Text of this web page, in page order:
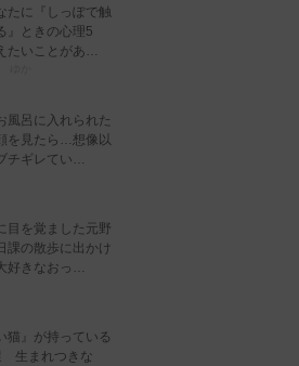
たに『しっぽで触
』ときの心理5
たいことがあ…
風呂に入れられた
を見たら…想像以
チギレてい…
目を覚ました元野
課の散歩に出かけ
好きなおっ…
猫』が持っている
生まれつきな